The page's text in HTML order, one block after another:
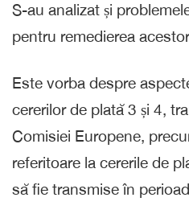
S-au analizat și
pentru remedierea
Este vorba despre
cererilor de plată 3 și 4,
Comisiei Europene,
referitoare la cererile de
să fie transmise în